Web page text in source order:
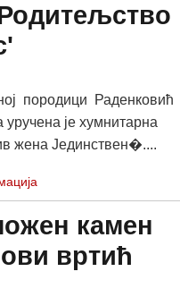
породици Раденковић
је хумнитарна
жена Јединствен�....
камен
вртић